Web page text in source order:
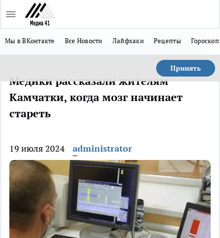
Мы в ВКонтакте Все Новости Лайфхаки Рецепты Гороскоп
Принять
Медики рассказали жителям
Камчатки, когда мозг начинает
стареть
19 июля 2024 administrator